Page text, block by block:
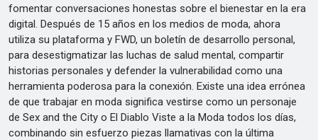
fomentar conversaciones honestas sobre el bienestar en la era
digital. Después de 15 años en los medios de moda, ahora
utiliza su plataforma y FWD, un boletín de desarrollo personal,
para desestigmatizar las luchas de salud mental, compartir
historias personales y defender la vulnerabilidad como una
herramienta poderosa para la conexión. Existe una idea errónea
de que trabajar en moda significa vestirse como un personaje
de Sex and the City o El Diablo Viste a la Moda todos los días,
combinando sin esfuerzo piezas llamativas con la última